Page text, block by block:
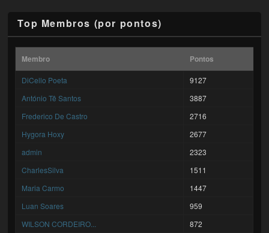
Top Membros (por pontos)
Membro Pontos
DiCello Poeta
9127
António Tê Santos
3887
Frederico De Castro
2716
Hygora Hoxy
2677
admin
2323
CharlesSilva
1511
Maria Carmo
1447
Luan Soares
959
WILSON CORDEIRO...
872